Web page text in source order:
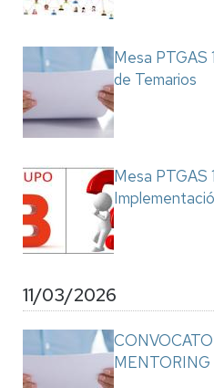
Mesa
de Temarios
Mesa
11/03/2026